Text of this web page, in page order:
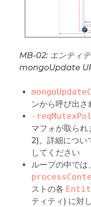
MB-02: エンティテ
mongoUpdate
ンから呼び出さ
-
マフォが取ら
2)。詳細につい
してください
ループの中では、
ストの各
ティティ) に対